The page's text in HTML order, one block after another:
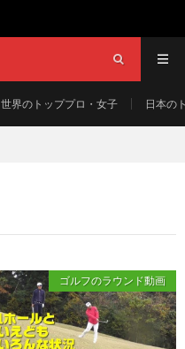
世界のトッププロ・女子 日本の
ゴルフのラウンド動画